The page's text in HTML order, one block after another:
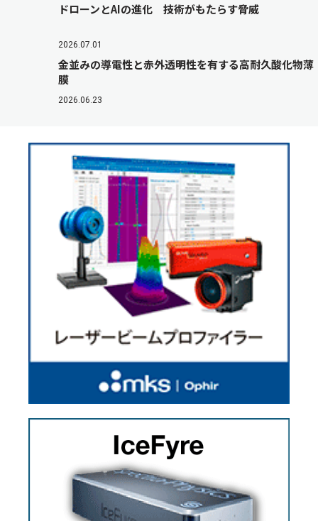
ドローンとAIの進化 技術がもたらす脅威
2026.07.01
金並みの導電性と赤外透明性を有する高耐久酸化物薄
膜
2026.06.23